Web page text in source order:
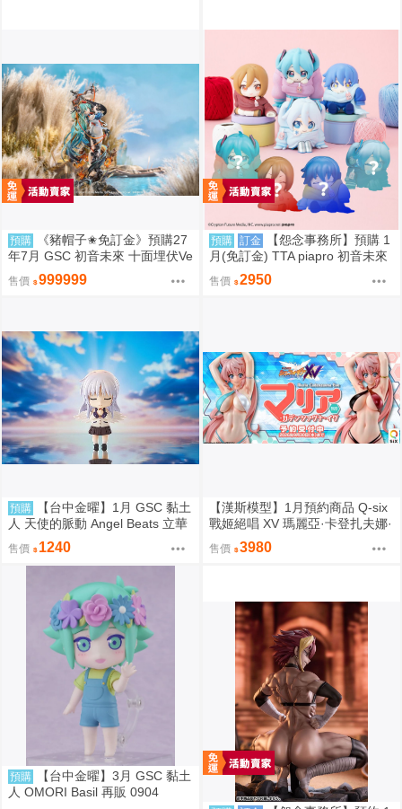
預購
《豬帽子✬免訂金》預購27
年7月 GSC 初音未來 十面埋伏Ve
r 1/7 再販 0906
售價 999999
預購 訂金
【怨念事務所】預購 1
月(免訂金) TTA piapro 初音未來
PERIHAPI! 換裝小公仔集2 中盒
0829
售價 2950
預購
【台中金曜】1月 GSC 黏土
人 天使的脈動 Angel Beats 立華
奏 再版 0904
售價 1240
【漢斯模型】1月預約商品 Q-six
戰姬絕唱 XV 瑪麗亞·卡登扎夫娜·
伊芙 通常版 油光版 1/7 PVC
售價 3980
預購
【台中金曜】3月 GSC 黏土
人 OMORI Basil 再販 0904